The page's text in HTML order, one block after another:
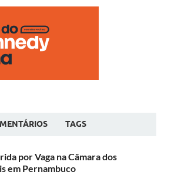
TAGS
por Vaga na Câmara dos
em Pernambuco